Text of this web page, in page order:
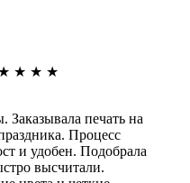
★ ★ ★
печать на
Процесс
и удобен. Подобрала
высчитали.